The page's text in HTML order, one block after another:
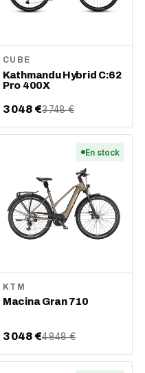
CUBE
Kathmandu Hybrid C:62
Pro 400X
3 048 €3 748 €
En stock
KTM
Macina Gran 710
3 048 €4 848 €